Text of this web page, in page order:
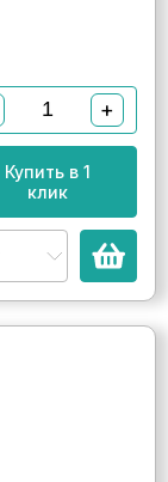
+
Купить в 1
клик